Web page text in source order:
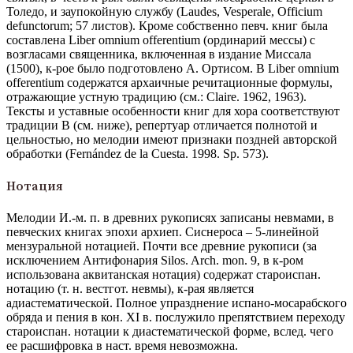
Толедо, и заупокойную службу (Laudes, Vesperale, Officium
defunctorum; 57 листов). Кроме собственно певч. книг была
составлена Liber omnium offerentium (ординарий мессы) с
возгласами священника, включенная в издание Миссала
(1500), к-рое было подготовлено А. Ортисом. В Liber omnium
offerentium содержатся архаичные речитационные формулы,
отражающие устную традицию (см.: Claire. 1962, 1963).
Тексты и уставные особенности книг для хора соответствуют
традиции B (см. ниже), репертуар отличается полнотой и
цельностью, но мелодии имеют признаки поздней авторской
обработки (Fernández de la Cuesta. 1998. Sp. 573).
Нотация
Мелодии И.-м. п. в древних рукописях записаны невмами, в
певческих книгах эпохи архиеп. Сиснероса – 5-линейной
мензуральной нотацией. Почти все древние рукописи (за
исключением Антифонария Silos. Arch. mon. 9, в к-ром
использована аквитанская нотация) содержат староиспан.
нотацию (т. н. вестгот. невмы), к-рая является
адиастематической. Полное упразднение испано-мосарабского
обряда и пения в кон. XI в. послужило препятствием переходу
староиспан. нотации к диастематической форме, вслед. чего
ее расшифровка в наст. время невозможна.